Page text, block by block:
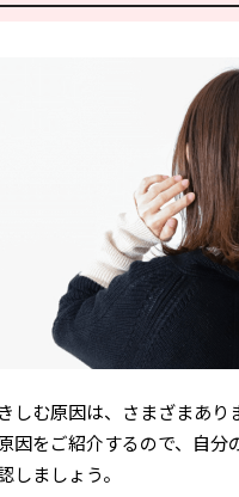
しむ原因は、さまざまあり
因をご紹介するので、自分
しましょう。